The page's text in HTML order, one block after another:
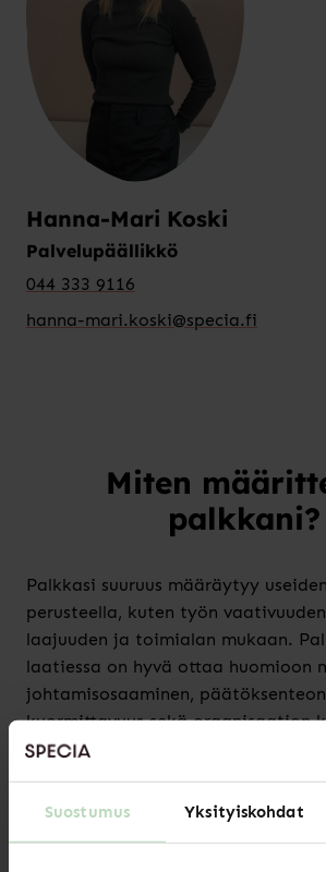
Suostumus Yksityiskohdat
Hanna-Mari Koski
Palvelupäällikkö
044 333 9116
hanna-mari.koski@specia.fi
Miten
palkkani?
Palkkasi suuruus määräytyy
perusteella, kuten työn
laajuuden ja toimialan mukaan.
laatiessa on hyvä ottaa huomioon
johtamisosaaminen,
kuormittavuus sekä organisaation
Monilla työnantajilla on
määräytyvät työ- tai